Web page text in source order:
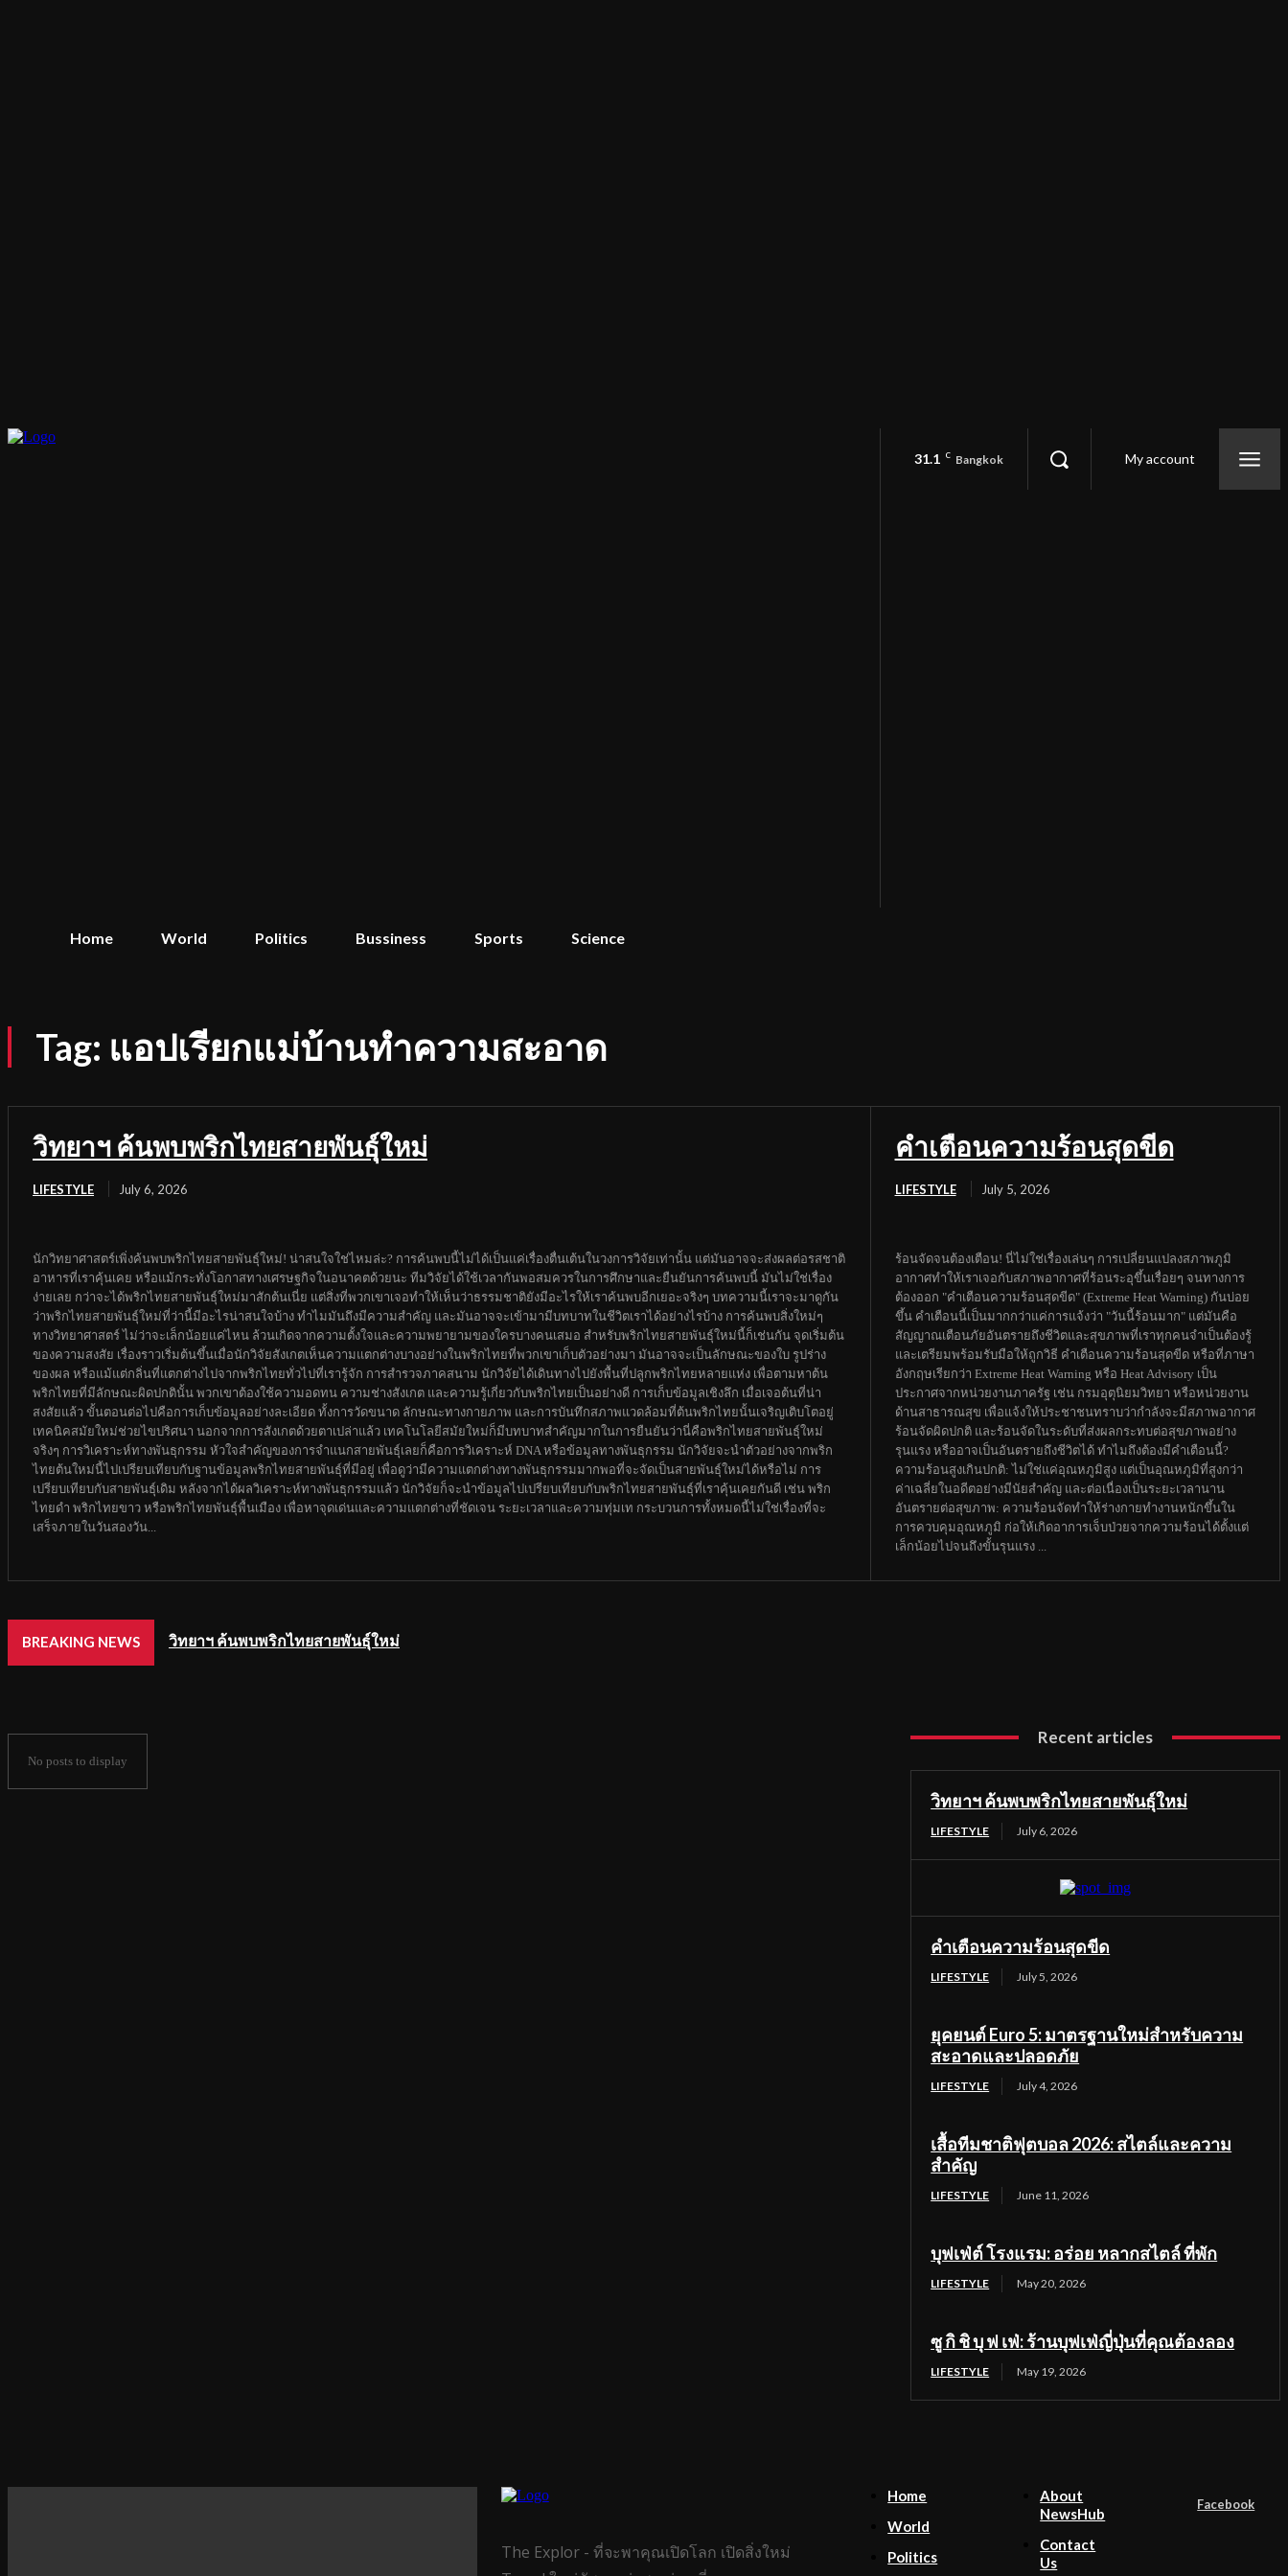
31.1 C Bangkok My account
Home World Politics Bussiness Sports Science
Tag: แอปเรียกแม่บ้านทำความสะอาด
วิทยาฯ ค้นพบพริกไทยสายพันธุ์ใหม่
LIFESTYLE July 6, 2026
นักวิทยาศาสตร์เพิ่งค้นพบพริกไทยสายพันธุ์ใหม่! น่าสนใจใช่ไหมล่ะ? การค้นพบนี้ไม่ได้เป็นแค่เรื่องตื่นเต้นในวงการวิจัยเท่านั้น แต่มันอาจจะส่งผลต่อรสชาติ
อาหารที่เราคุ้นเคย หรือแม้กระทั่งโอกาสทางเศรษฐกิจในอนาคตด้วยนะ ทีมวิจัยได้ใช้เวลากันพอสมควรในการศึกษาและยืนยันการค้นพบนี้ มันไม่ใช่เรื่อง
ง่ายเลย กว่าจะได้พริกไทยสายพันธุ์ใหม่มาสักต้นเนี่ย แต่สิ่งที่พวกเขาเจอทำให้เห็นว่าธรรมชาติยังมีอะไรให้เราค้นพบอีกเยอะจริงๆ บทความนี้เราจะมาดูกัน
ว่าพริกไทยสายพันธุ์ใหม่ที่ว่านี้มีอะไรน่าสนใจบ้าง ทำไมมันถึงมีความสำคัญ และมันอาจจะเข้ามามีบทบาทในชีวิตเราได้อย่างไรบ้าง การค้นพบสิ่งใหม่ๆ
ทางวิทยาศาสตร์ ไม่ว่าจะเล็กน้อยแค่ไหน ล้วนเกิดจากความตั้งใจและความพยายามของใครบางคนเสมอ สำหรับพริกไทยสายพันธุ์ใหม่นี้ก็เช่นกัน จุดเริ่มต้น
ของความสงสัย เรื่องราวเริ่มต้นขึ้นเมื่อนักวิจัยสังเกตเห็นความแตกต่างบางอย่างในพริกไทยที่พวกเขาเก็บตัวอย่างมา มันอาจจะเป็นลักษณะของใบ รูปร่าง
ของผล หรือแม้แต่กลิ่นที่แตกต่างไปจากพริกไทยทั่วไปที่เรารู้จัก การสำรวจภาคสนาม นักวิจัยได้เดินทางไปยังพื้นที่ปลูกพริกไทยหลายแห่ง เพื่อตามหาต้น
พริกไทยที่มีลักษณะผิดปกตินั้น พวกเขาต้องใช้ความอดทน ความช่างสังเกต และความรู้เกี่ยวกับพริกไทยเป็นอย่างดี การเก็บข้อมูลเชิงลึก เมื่อเจอต้นที่น่า
สงสัยแล้ว ขั้นตอนต่อไปคือการเก็บข้อมูลอย่างละเอียด ทั้งการวัดขนาด ลักษณะทางกายภาพ และการบันทึกสภาพแวดล้อมที่ต้นพริกไทยนั้นเจริญเติบโตอยู่
เทคนิคสมัยใหม่ช่วยไขปริศนา นอกจากการสังเกตด้วยตาเปล่าแล้ว เทคโนโลยีสมัยใหม่ก็มีบทบาทสำคัญมากในการยืนยันว่านี่คือพริกไทยสายพันธุ์ใหม่
จริงๆ การวิเคราะห์ทางพันธุกรรม หัวใจสำคัญของการจำแนกสายพันธุ์เลยก็คือการวิเคราะห์ DNA หรือข้อมูลทางพันธุกรรม นักวิจัยจะนำตัวอย่างจากพริก
ไทยต้นใหม่นี้ไปเปรียบเทียบกับฐานข้อมูลพริกไทยสายพันธุ์ที่มีอยู่ เพื่อดูว่ามีความแตกต่างทางพันธุกรรมมากพอที่จะจัดเป็นสายพันธุ์ใหม่ได้หรือไม่ การ
เปรียบเทียบกับสายพันธุ์เดิม หลังจากได้ผลวิเคราะห์ทางพันธุกรรมแล้ว นักวิจัยก็จะนำข้อมูลไปเปรียบเทียบกับพริกไทยสายพันธุ์ที่เราคุ้นเคยกันดี เช่น พริก
ไทยดำ พริกไทยขาว หรือพริกไทยพันธุ์พื้นเมือง เพื่อหาจุดเด่นและความแตกต่างที่ชัดเจน ระยะเวลาและความทุ่มเท กระบวนการทั้งหมดนี้ไม่ใช่เรื่องที่จะ
เสร็จภายในวันสองวัน...
คำเตือนความร้อนสุดขีด
LIFESTYLE July 5, 2026
ร้อนจัดจนต้องเตือน! นี่ไม่ใช่เรื่องเล่นๆ การเปลี่ยนแปลงสภาพภูมิ
อากาศทำให้เราเจอกับสภาพอากาศที่ร้อนระอุขึ้นเรื่อยๆ จนทางการ
ต้องออก "คำเตือนความร้อนสุดขีด" (Extreme Heat Warning) กันบ่อย
ขึ้น คำเตือนนี้เป็นมากกว่าแค่การแจ้งว่า "วันนี้ร้อนมาก" แต่มันคือ
สัญญาณเตือนภัยอันตรายถึงชีวิตและสุขภาพที่เราทุกคนจำเป็นต้องรู้
และเตรียมพร้อมรับมือให้ถูกวิธี คำเตือนความร้อนสุดขีด หรือที่ภาษา
อังกฤษเรียกว่า Extreme Heat Warning หรือ Heat Advisory เป็น
ประกาศจากหน่วยงานภาครัฐ เช่น กรมอุตุนิยมวิทยา หรือหน่วยงาน
ด้านสาธารณสุข เพื่อแจ้งให้ประชาชนทราบว่ากำลังจะมีสภาพอากาศ
ร้อนจัดผิดปกติ และร้อนจัดในระดับที่ส่งผลกระทบต่อสุขภาพอย่าง
รุนแรง หรืออาจเป็นอันตรายถึงชีวิตได้ ทำไมถึงต้องมีคำเตือนนี้?
ความร้อนสูงเกินปกติ: ไม่ใช่แค่อุณหภูมิสูง แต่เป็นอุณหภูมิที่สูงกว่า
ค่าเฉลี่ยในอดีตอย่างมีนัยสำคัญ และต่อเนื่องเป็นระยะเวลานาน
อันตรายต่อสุขภาพ: ความร้อนจัดทำให้ร่างกายทำงานหนักขึ้นใน
การควบคุมอุณหภูมิ ก่อให้เกิดอาการเจ็บป่วยจากความร้อนได้ตั้งแต่
เล็กน้อยไปจนถึงขั้นรุนแรง ...
BREAKING NEWS วิทยาฯ ค้นพบพริกไทยสายพันธุ์ใหม่
No posts to display
Recent articles
วิทยาฯ ค้นพบพริกไทยสายพันธุ์ใหม่
LIFESTYLE July 6, 2026
คำเตือนความร้อนสุดขีด
LIFESTYLE July 5, 2026
ยุคยนต์ Euro 5: มาตรฐานใหม่สำหรับความ
สะอาดและปลอดภัย
LIFESTYLE July 4, 2026
เสื้อทีมชาติฟุตบอล 2026: สไตล์และความ
สำคัญ
LIFESTYLE June 11, 2026
บุฟเฟ่ต์ โรงแรม: อร่อย หลากสไตล์ ที่พัก
LIFESTYLE May 20, 2026
ซู กิ ชิ บุ ฟ เฟ่: ร้านบุฟเฟ่ญี่ปุ่นที่คุณต้องลอง
LIFESTYLE May 19, 2026
The Explor - ที่จะพาคุณเปิดโลก เปิดสิ่งใหม่
Home
World
Politics
About
NewsHub
Contact
Us
Facebook